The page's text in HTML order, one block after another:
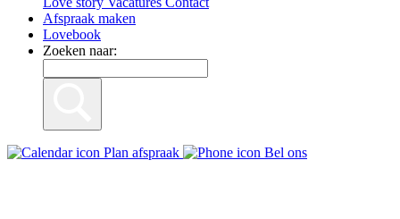
Afspraak maken
Lovebook
Zoeken naar:
Plan afspraak Bel ons